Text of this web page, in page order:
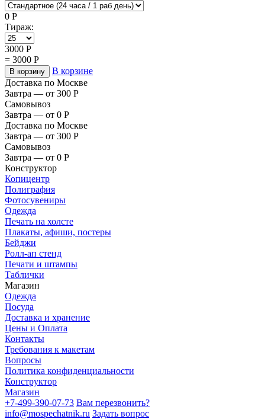
0 Р
Тираж:
3000 Р
= 3000 Р
В корзину
В корзине
Доставка по Москве
Завтра — от 300 Р
Самовывоз
Завтра — от 0 Р
Доставка по Москве
Завтра — от 300 Р
Самовывоз
Завтра — от 0 Р
Конструктор
Копицентр
Полиграфия
Фотосувениры
Одежда
Печать на холсте
Плакаты, афиши, постеры
Бейджи
Ролл-ап стенд
Печати и штампы
Таблички
Магазин
Одежда
Посуда
Доставка и хранение
Цены и Оплата
Контакты
Требования к макетам
Вопросы
Политика конфиденциальности
Конструктор
Магазин
+7-499-390-07-73 Вам перезвонить?
info@mospechatnik.ru Задать вопрос